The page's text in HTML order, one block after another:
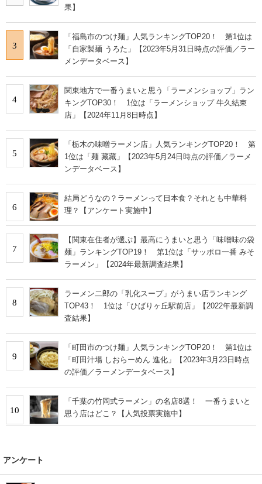
果】
3
「福島市のつけ麺」人気ランキングTOP20！ 第1位は
「自家製麺 うろた」【2023年5月31日時点の評価／ラー
メンデータベース】
4
関東地方で一番うまいと思う「ラーメンショップ」ラン
キングTOP30！ 1位は「ラーメンショップ 牛久結束
店」【2024年11月8日時点】
5
「栃木の味噌ラーメン店」人気ランキングTOP20！ 第
1位は「麺 藏藏」【2023年5月24日時点の評価／ラーメ
ンデータベース】
6
結局どうなの？ラーメンって日本食？それとも中華料
理？【アンケート実施中】
7
【関東在住者が選ぶ】最高にうまいと思う「味噌味の袋
麺」ランキングTOP19！ 第1位は「サッポロ一番 みそ
ラーメン」【2024年最新調査結果】
8
ラーメン二郎の「乳化スープ」がうまい店ランキング
TOP43！ 1位は「ひばりヶ丘駅前店」【2022年最新調
査結果】
9
「町田市のつけ麺」人気ランキングTOP20！ 第1位は
「町田汁場 しおらーめん 進化」【2023年3月23日時点
の評価／ラーメンデータベース】
10
「千葉の竹岡式ラーメン」の名店8選！ 一番うまいと
思う店はどこ？【人気投票実施中】
アンケート